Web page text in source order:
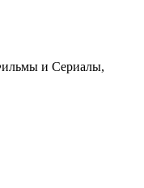
и Сериалы,